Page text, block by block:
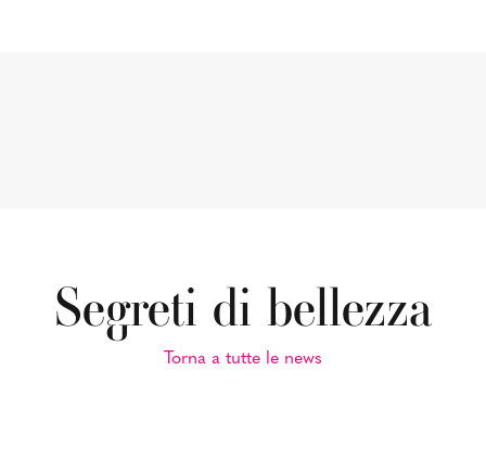
Segreti di bellezza
Torna a tutte le news